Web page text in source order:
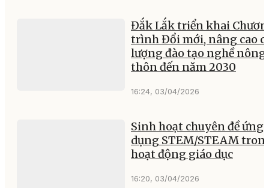
Đắk Lắk triển khai
trình Đổi mới, nâng cao
lượng đào tạo nghề nông
thôn đến năm 2030
16:24, 03/04/2026
Sinh hoạt chuyên đề ứng
dụng STEM/STEAM
hoạt động giáo dục
16:20, 03/04/2026